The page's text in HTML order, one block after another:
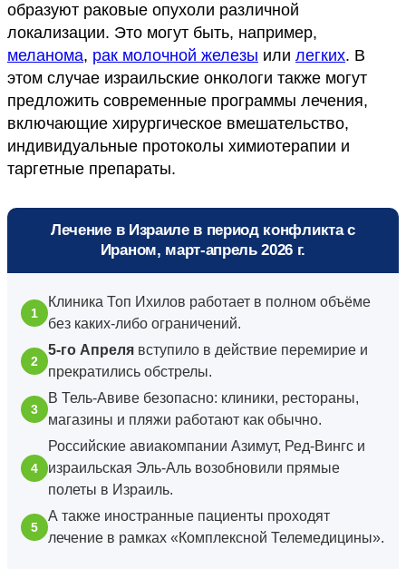
образуют раковые опухоли различной
локализации. Это могут быть, например,
меланома, рак молочной железы или легких. В
этом случае израильские онкологи также могут
предложить современные программы лечения,
включающие хирургическое вмешательство,
индивидуальные протоколы химиотерапии и
таргетные препараты.
Лечение в Израиле в период конфликта с
Ираном, март-апрель 2026 г.
Клиника Топ Ихилов работает в полном объёме
без каких-либо ограничений.
5-го Апреля вступило в действие перемирие и
прекратились обстрелы.
В Тель-Авиве безопасно: клиники, рестораны,
магазины и пляжи работают как обычно.
Российские авиакомпании Азимут, Ред-Вингс и
израильская Эль-Аль возобновили прямые
полеты в Израиль.
А также иностранные пациенты проходят
лечение в рамках «Комплексной Телемедицины».